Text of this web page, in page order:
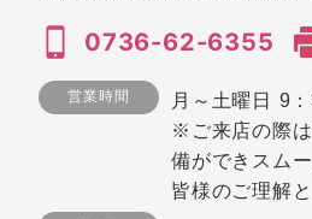
0736-62-6355
営業時間
月～土曜日 9
※ご来店の際
備ができスム
皆様のご理解